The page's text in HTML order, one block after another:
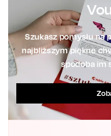
Szukasz pomysłu na
najbliższym piękne
spodoba im